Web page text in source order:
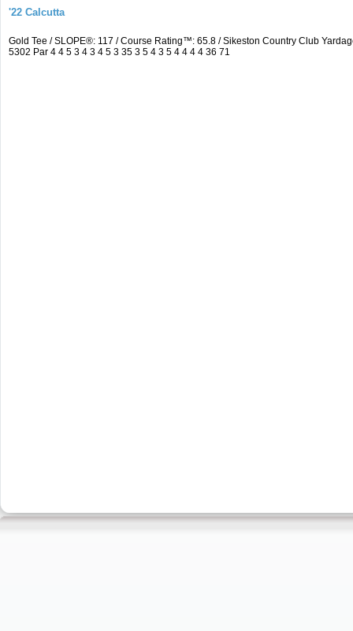
'22 Calcutta
Gold Tee / SLOPE®: 117 / Course Rating™: 65.8 / Sikeston Country Club
5302 Par 4 4 5 3 4 3 4 5 3 35 3 5 4 3 5 4 4 4 4 36 71